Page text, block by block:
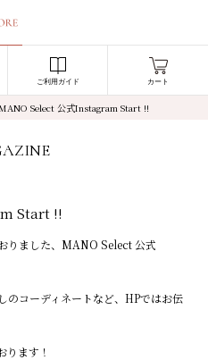
ご利用ガイド カート
Select 公式Instagram Start !!
Start !!
りました、MANO Select 公式
のコーディネートなど、HPではお伝
ます！